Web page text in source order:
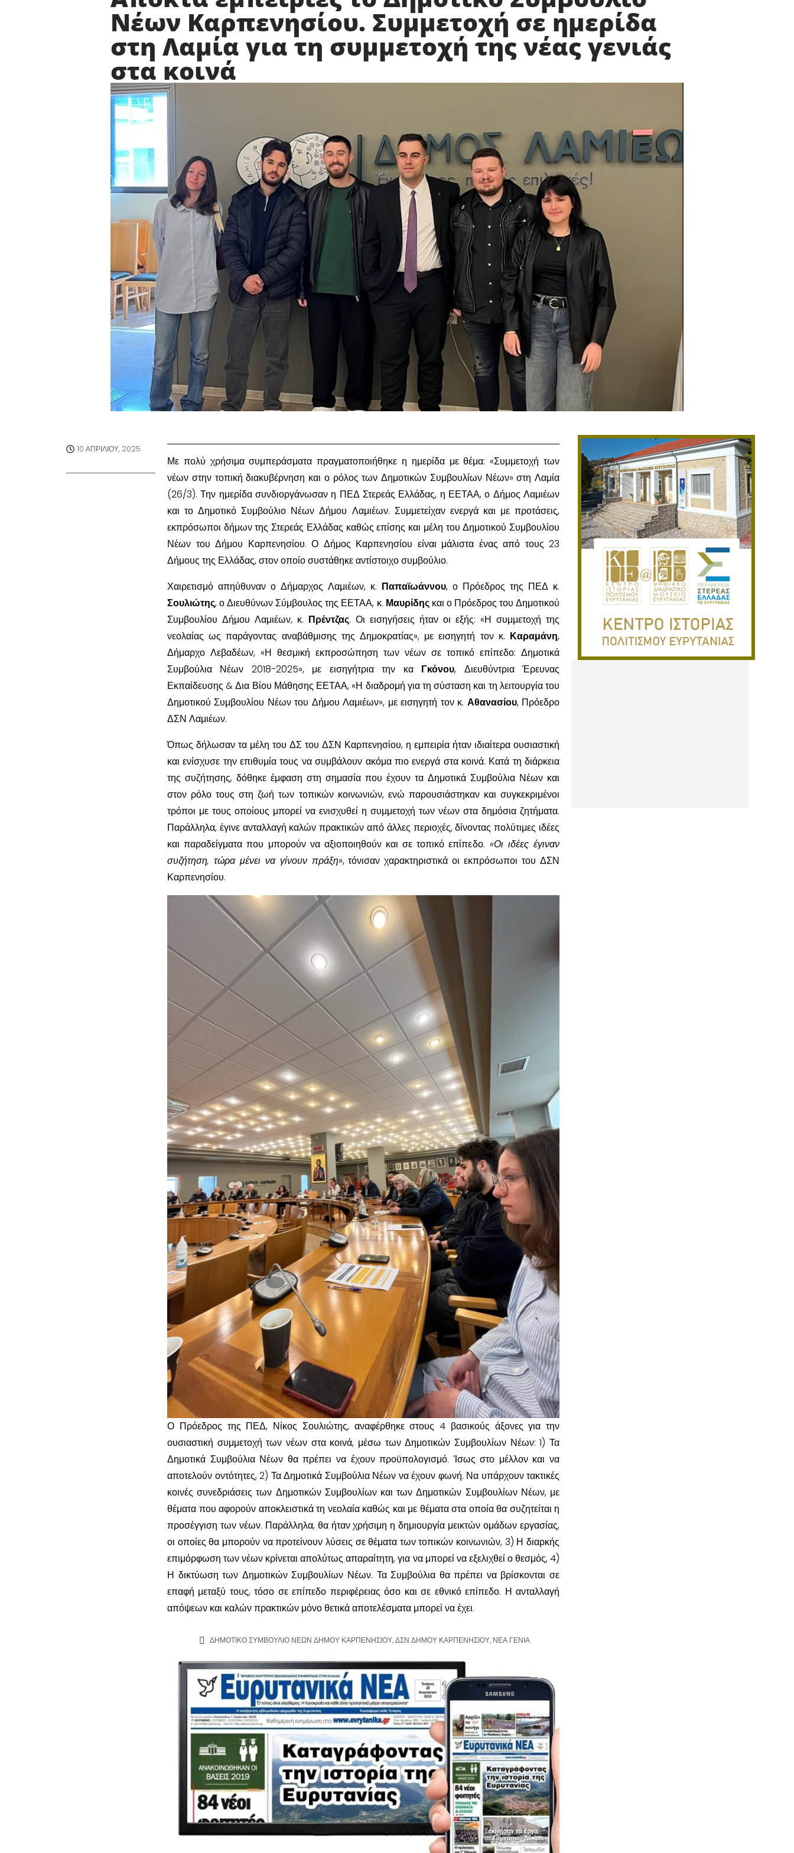
Νέων Καρπενησίου. Συμμετοχή σε ημερίδα
στη Λαμία για τη συμμετοχή της νέας γενιάς
στα κοινά
10 ΑΠΡΙΛΊΟΥ, 2025
Με πολύ χρήσιμα συμπεράσματα πραγματοποιήθηκε η ημερίδα με θέμα: «Συμμετοχή των
νέων στην τοπική διακυβέρνηση και ο ρόλος των Δημοτικών Συμβουλίων Νέων» στη Λαμία
(26/3). Την ημερίδα συνδιοργάνωσαν η ΠΕΔ Στερεάς Ελλάδας, η ΕΕΤΑΑ, ο Δήμος Λαμιέων
και το Δημοτικό Συμβούλιο Νέων Δήμου Λαμιέων. Συμμετείχαν ενεργά και με προτάσεις,
εκπρόσωποι δήμων της Στερεάς Ελλάδας καθώς επίσης και μέλη του Δημοτικού Συμβουλίου
Νέων του Δήμου Καρπενησίου. Ο Δήμος Καρπενησίου είναι μάλιστα ένας από τους 23
Δήμους της Ελλάδας, στον οποίο συστάθηκε αντίστοιχο συμβούλιο.
Χαιρετισμό απηύθυναν ο Δήμαρχος Λαμιέων, κ. Παπαϊωάννου, ο Πρόεδρος της ΠΕΔ κ.
Σουλιώτης, ο Διευθύνων Σύμβουλος της ΕΕΤΑΑ, κ. Μαυρίδης και ο Πρόεδρος του Δημοτικού
Συμβουλίου Δήμου Λαμιέων, κ. Πρέντζας. Οι εισηγήσεις ήταν οι εξής: «Η συμμετοχή της
νεολαίας ως παράγοντας αναβάθμισης της Δημοκρατίας», με εισηγητή τον κ. Καραμάνη,
Δήμαρχο Λεβαδέων, «Η θεσμική εκπροσώπηση των νέων σε τοπικό επίπεδο: Δημοτικά
Συμβούλια Νέων 2018-2025», με εισηγήτρια την κα Γκόνου, Διευθύντρια Έρευνας
Εκπαίδευσης & Δια Βίου Μάθησης ΕΕΤΑΑ, «Η διαδρομή για τη σύσταση και τη λειτουργία του
Δημοτικού Συμβουλίου Νέων του Δήμου Λαμιέων», με εισηγητή τον κ. Αθανασίου, Πρόεδρο
ΔΣΝ Λαμιέων.
Όπως δήλωσαν τα μέλη του ΔΣ του ΔΣΝ Καρπενησίου, η εμπειρία ήταν ιδιαίτερα ουσιαστική
και ενίσχυσε την επιθυμία τους να συμβάλουν ακόμα πιο ενεργά στα κοινά. Κατά τη διάρκεια
της συζήτησης, δόθηκε έμφαση στη σημασία που έχουν τα Δημοτικά Συμβούλια Νέων και
στον ρόλο τους στη ζωή των τοπικών κοινωνιών, ενώ παρουσιάστηκαν και συγκεκριμένοι
τρόποι με τους οποίους μπορεί να ενισχυθεί η συμμετοχή των νέων στα δημόσια ζητήματα.
Παράλληλα, έγινε ανταλλαγή καλών πρακτικών από άλλες περιοχές, δίνοντας πολύτιμες ιδέες
και παραδείγματα που μπορούν να αξιοποιηθούν και σε τοπικό επίπεδο. «Οι ιδέες έγιναν
συζήτηση, τώρα μένει να γίνουν πράξη», τόνισαν χαρακτηριστικά οι εκπρόσωποι του ΔΣΝ
Καρπενησίου.
Ο Πρόεδρος της ΠΕΔ, Νίκος Σουλιώτης, αναφέρθηκε στους 4 βασικούς άξονες για την
ουσιαστική συμμετοχή των νέων στα κοινά, μέσω των Δημοτικών Συμβουλίων Νέων: 1) Τα
Δημοτικά Συμβούλια Νέων θα πρέπει να έχουν προϋπολογισμό. Ίσως στο μέλλον και να
αποτελούν οντότητες, 2) Τα Δημοτικά Συμβούλια Νέων να έχουν φωνή. Να υπάρχουν τακτικές
κοινές συνεδριάσεις των Δημοτικών Συμβουλίων και των Δημοτικών Συμβουλίων Νέων, με
θέματα που αφορούν αποκλειστικά τη νεολαία καθώς και με θέματα στα οποία θα συζητείται η
προσέγγιση των νέων. Παράλληλα, θα ήταν χρήσιμη η δημιουργία μεικτών ομάδων εργασίας,
οι οποίες θα μπορούν να προτείνουν λύσεις σε θέματα των τοπικών κοινωνιών, 3) Η διαρκής
επιμόρφωση των νέων κρίνεται απολύτως απαραίτητη, για να μπορεί να εξελιχθεί ο θεσμός, 4)
Η δικτύωση των Δημοτικών Συμβουλίων Νέων. Τα Συμβούλια θα πρέπει να βρίσκονται σε
επαφή μεταξύ τους, τόσο σε επίπεδο περιφέρειας όσο και σε εθνικό επίπεδο. Η ανταλλαγή
απόψεων και καλών πρακτικών μόνο θετικά αποτελέσματα μπορεί να έχει.
ΔΗΜΟΤΙΚΟ ΣΥΜΒΟΥΛΙΟ ΝΕΩΝ ΔΗΜΟΥ ΚΑΡΠΕΝΗΣΙΟΥ,ΔΣΝ ΔΗΜΟΥ ΚΑΡΠΕΝΗΣΙΟΥ, ΝΕΑ ΓΕΝΙΑ